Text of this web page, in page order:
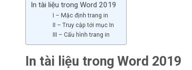
In tài liệu trong Word 2019
I – Mặc định trang in
II – Truy cập tới mục In
III – Cấu hình trang in
In tài liệu trong Word 2019